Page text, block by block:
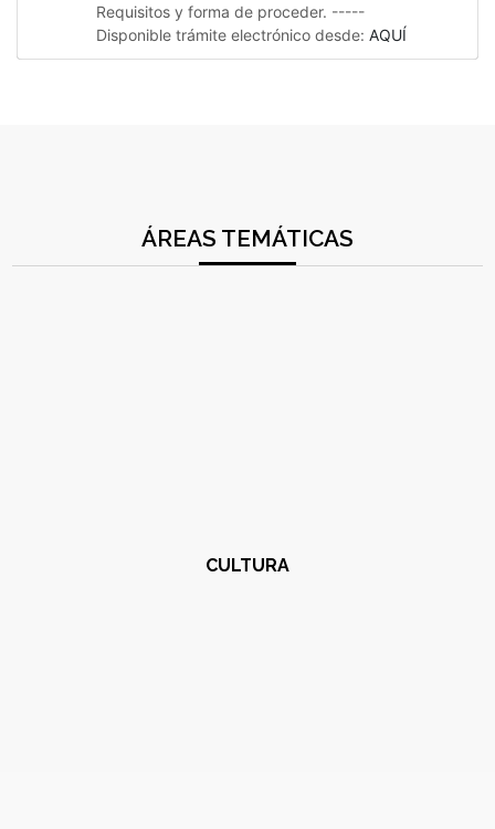
Requisitos y forma de proceder. -----
Disponible trámite electrónico desde: AQUÍ
ÁREAS TEMÁTICAS
CULTURA